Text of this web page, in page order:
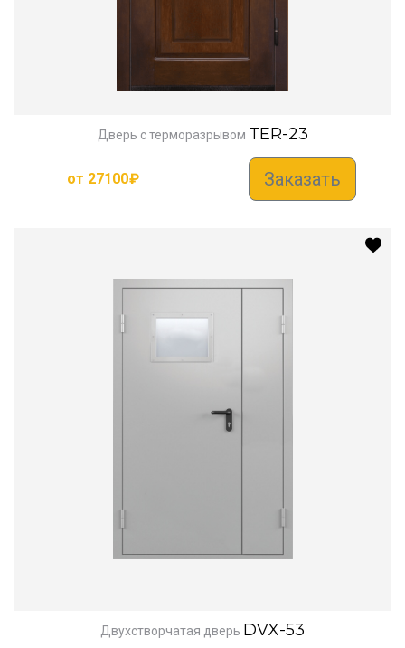
Дверь с терморазрывом TER-23
от 27100₽ Заказать
Двухстворчатая дверь DVX-53